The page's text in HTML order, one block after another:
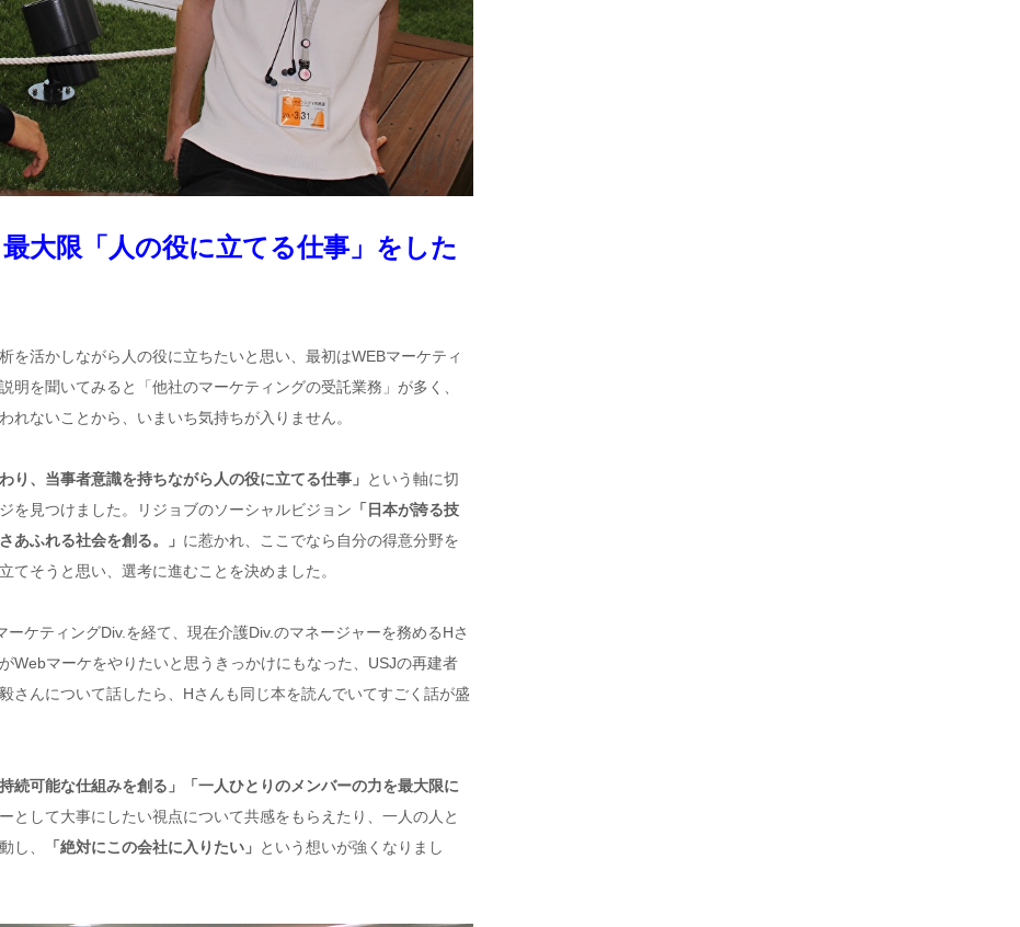
大限「人の役に立てる仕事」をした
を活かしながら人の役に立ちたいと思い、最初はWEBマーケティ
明を聞いてみると「他社のマーケティングの受託業務」が多く、
れないことから、いまいち気持ちが入りません。
り、当事者意識を持ちながら人の役に立てる仕事」 という軸に切
を見つけました。リジョブのソーシャルビジョン 「日本が誇る技
あふれる社会を創る。」 に惹かれ、ここでなら自分の得意分野を
そうと思い、選考に進むことを決めました。
ケティングDiv.を経て、現在介護Div.のマネージャーを務めるHさ
Webマーケをやりたいと思うきっかけにもなった、USJの再建者
さんについて話したら、Hさんも同じ本を読んでいてすごく話が盛
続可能な仕組みを創る」「一人ひとりのメンバーの力を最大限に
として大事にしたい視点について共感をもらえたり、一人の人と
し、
「絶対にこの会社に入りたい」 という想いが強くなりまし